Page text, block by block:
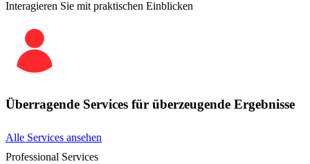
Interagieren Sie mit praktischen Einblicken
Überragende Services für überzeugende Ergebnisse
Alle Services ansehen
Professional Services